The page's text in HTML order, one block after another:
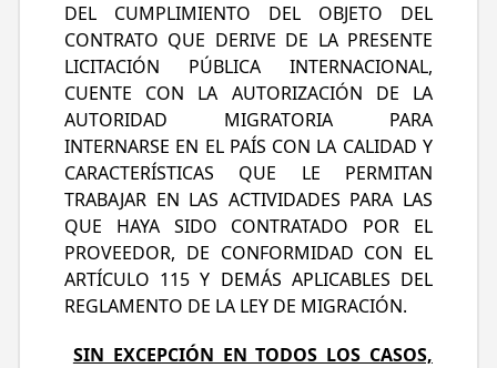
DEL CUMPLIMIENTO DEL OBJETO DEL
CONTRATO QUE DERIVE DE LA PRESENTE
LICITACIÓN PÚBLICA INTERNACIONAL,
CUENTE CON LA AUTORIZACIÓN DE LA
AUTORIDAD MIGRATORIA PARA
INTERNARSE EN EL PAÍS CON LA CALIDAD Y
CARACTERÍSTICAS QUE LE PERMITAN
TRABAJAR EN LAS ACTIVIDADES PARA LAS
QUE HAYA SIDO CONTRATADO POR EL
PROVEEDOR, DE CONFORMIDAD CON EL
ARTÍCULO 115 Y DEMÁS APLICABLES DEL
REGLAMENTO DE LA LEY DE MIGRACIÓN.
SIN EXCEPCIÓN EN TODOS LOS CASOS,
Iniciar
Proveedor
RFC